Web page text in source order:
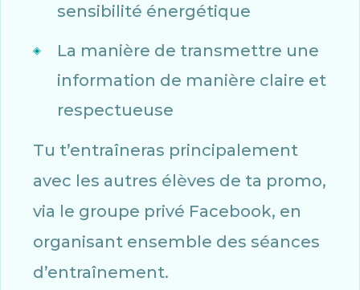
sensibilité énergétique
La manière de transmettre une
information de manière claire et
respectueuse
Tu t’entraîneras principalement
avec les autres élèves de ta promo,
via le groupe privé Facebook, en
organisant ensemble des séances
d’entraînement.